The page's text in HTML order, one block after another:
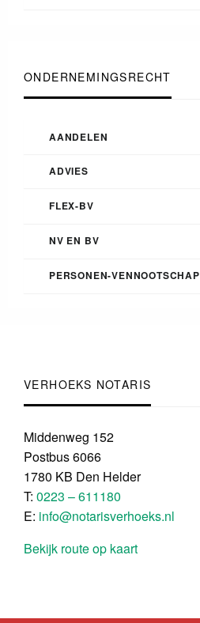
ONDERNEMINGSRECHT
AANDELEN
ADVIES
FLEX-BV
NV EN BV
PERSONEN-VENNOOTSCHAP
VERHOEKS NOTARIS
Middenweg 152
Postbus 6066
1780 KB Den Helder
T: 0223 – 611180
E: info@notarisverhoeks.nl
Bekijk route op kaart